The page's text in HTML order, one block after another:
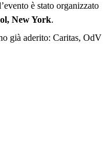
è stato organizzato
New York.
già aderito: Caritas, OdV